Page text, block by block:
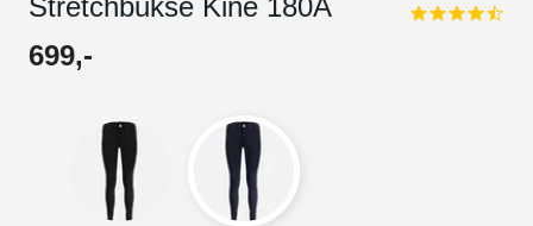
Stretchbukse Kine 180A
4.5
699,-